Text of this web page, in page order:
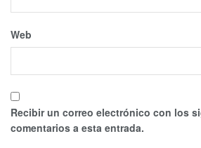
Web
Recibir un correo electrónico con los
comentarios a esta entrada.